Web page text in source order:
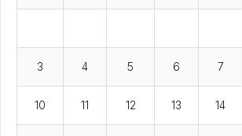
3 4 5 6 7
10 11 12 13 14